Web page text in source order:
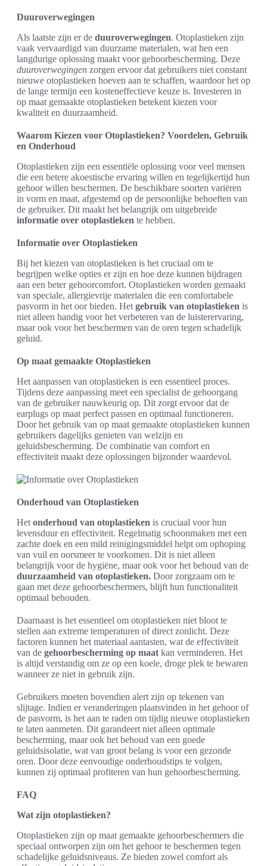
Duuroverwegingen
Als laatste zijn er de duuroverwegingen. Otoplastieken zijn
vaak vervaardigd van duurzame materialen, wat hen een
langdurige oplossing maakt voor gehoorbescherming. Deze
duuroverwegingen zorgen ervoor dat gebruikers niet constant
nieuwe otoplastieken hoeven aan te schaffen, waardoor het op
de lange termijn een kosteneffectieve keuze is. Investeren in
op maat gemaakte otoplastieken betekent kiezen voor
kwaliteit en duurzaamheid.
Waarom Kiezen voor Otoplastieken? Voordelen, Gebruik
en Onderhoud
Otoplastieken zijn een essentiële oplossing voor veel mensen
die een betere akoestische ervaring willen en tegelijkertijd hun
gehoor willen beschermen. De beschikbare soorten variëren
in vorm en maat, afgestemd op de persoonlijke behoeften van
de gebruiker. Dit maakt het belangrijk om uitgebreide
informatie over otoplastieken te hebben.
Informatie over Otoplastieken
Bij het kiezen van otoplastieken is het cruciaal om te
begrijpen welke opties er zijn en hoe deze kunnen bijdragen
aan een beter gehoorcomfort. Otoplastieken worden gemaakt
van speciale, allergievrije materialen die een comfortabele
pasvorm in het oor bieden. Het gebruik van otoplastieken is
niet alleen handig voor het verbeteren van de luisterervaring,
maar ook voor het beschermen van de oren tegen schadelijk
geluid.
Op maat gemaakte Otoplastieken
Het aanpassen van otoplastieken is een essentieel proces.
Tijdens deze aanpassing meet een specialist de gehoorgang
van de gebruiker nauwkeurig op. Dit zorgt ervoor dat de
earplugs op maat perfect passen en optimaal functioneren.
Door het gebruik van op maat gemaakte otoplastieken kunnen
gebruikers dagelijks genieten van welzijn en
geluidsbescherming. De combinatie van comfort en
effectiviteit maakt deze oplossingen bijzonder waardevol.
Onderhoud van Otoplastieken
Het onderhoud van otoplastieken is cruciaal voor hun
levensduur en effectiviteit. Regelmatig schoonmaken met een
zachte doek en een mild reinigingsmiddel helpt om ophoping
van vuil en oorsmeer te voorkomen. Dit is niet alleen
belangrijk voor de hygiëne, maar ook voor het behoud van de
duurzaamheid van otoplastieken. Door zorgzaam om te
gaan met deze gehoorbeschermers, blijft hun functionaliteit
optimaal behouden.
Daarnaast is het essentieel om otoplastieken niet bloot te
stellen aan extreme temperaturen of direct zonlicht. Deze
factoren kunnen het materiaal aantasten, wat de effectiviteit
van de gehoorbescherming op maat kan verminderen. Het
is altijd verstandig om ze op een koele, droge plek te bewaren
wanneer ze niet in gebruik zijn.
Gebruikers moeten bovendien alert zijn op tekenen van
slijtage. Indien er veranderingen plaatsvinden in het gehoor of
de pasvorm, is het aan te raden om tijdig nieuwe otoplastieken
te laten aanmeten. Dit garandeert niet alleen optimale
bescherming, maar ook het behoud van een goede
geluidsisolatie, wat van groot belang is voor een gezonde
oren. Door deze eenvoudige onderhoudstips te volgen,
kunnen zij optimaal profiteren van hun gehoorbescherming.
FAQ
Wat zijn otoplastieken?
Otoplastieken zijn op maat gemaakte gehoorbeschermers die
speciaal ontworpen zijn om het gehoor te beschermen tegen
schadelijke geluidsniveaus. Ze bieden zowel comfort als